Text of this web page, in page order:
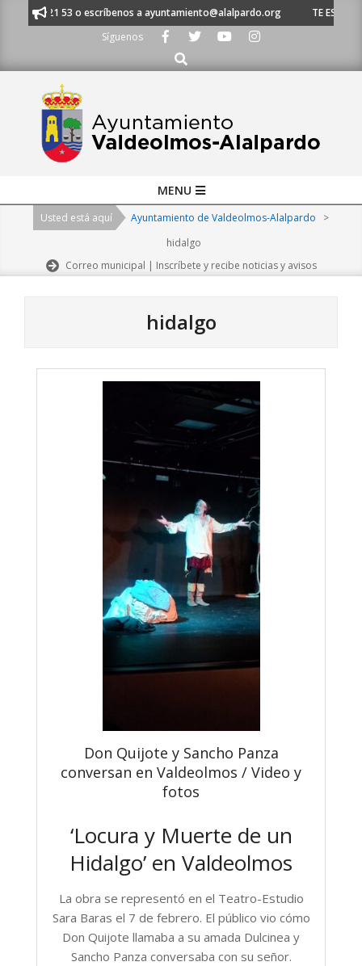
91 620 21 53 o escríbenos a ayuntamiento@alalpardo.org
TE
Síguenos
Buscar
Navigation
MENU
Usted está aquí Ayuntamiento de Valdeolmos-Alalpardo
>
hidalgo
Correo municipal | Inscríbete y recibe noticias y avisos
hidalgo
Don Quijote y Sancho Panza
conversan en Valdeolmos / Video y
fotos
‘Locura y Muerte de un
Hidalgo’ en Valdeolmos
La obra se representó en el Teatro-Estudio
Sara Baras el 7 de febrero. El público vio cómo
Don Quijote llamaba a su amada Dulcinea y
Sancho Panza conversaba con su señor.